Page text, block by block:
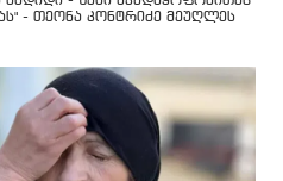
- თეონა კონტრიძე მეუღლეს